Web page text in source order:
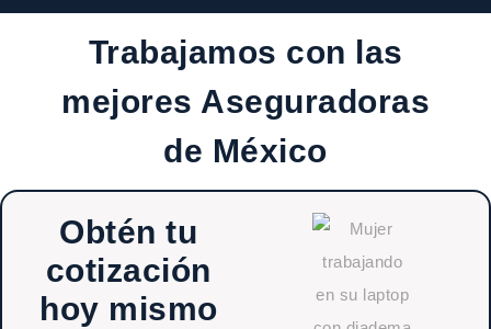
Trabajamos con las
mejores Aseguradoras
de México
Obtén tu
cotización
hoy mismo